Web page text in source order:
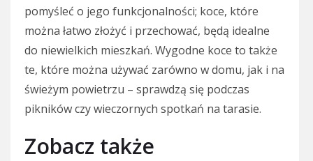
pomyśleć o jego funkcjonalności; koce, które
można łatwo złożyć i przechować, będą idealne
do niewielkich mieszkań. Wygodne koce to także
te, które można używać zarówno w domu, jak i na
świeżym powietrzu – sprawdzą się podczas
pikników czy wieczornych spotkań na tarasie.
Zobacz także